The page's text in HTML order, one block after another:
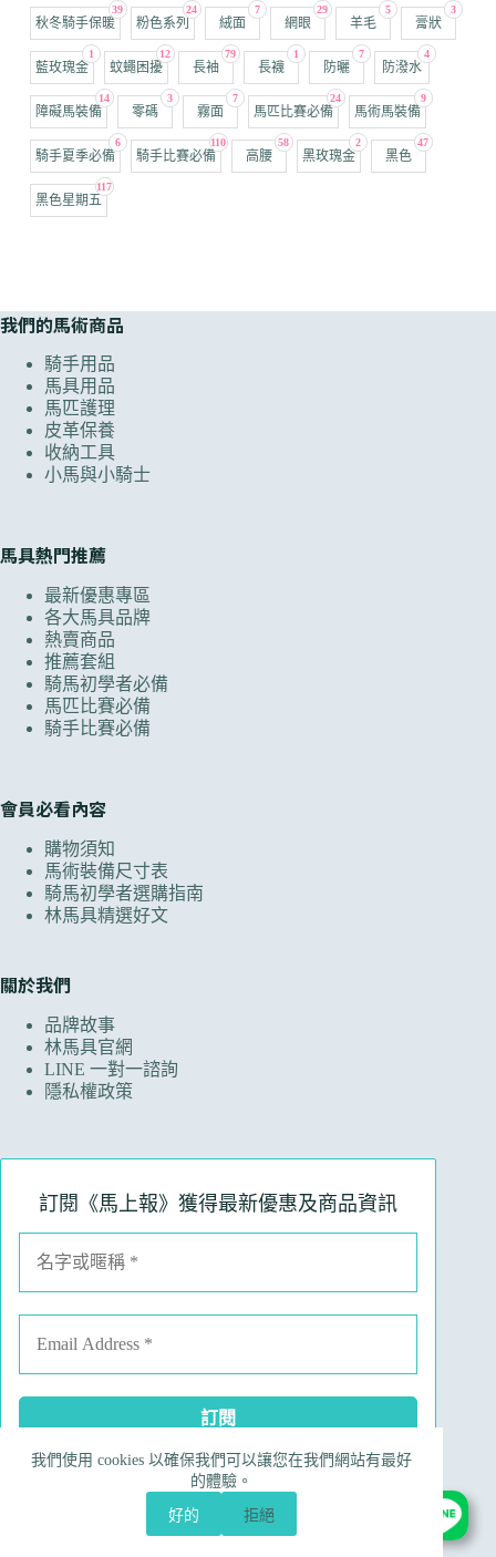
我們使用 cookies 以確保我們可以讓您在我們網站有最好
的體驗。
好的 拒絕
39
秋冬騎手保暖
24
粉色系列
7
絨面
29
網眼
5
羊毛
3
膏狀
1
藍玫瑰金
12
蚊蠅困擾
79
長袖
1
長襪
7
防曬
4
防潑水
14
障礙馬裝備
3
零碼
7
霧面
24
馬匹比賽必備
9
馬術馬裝備
6
騎手夏季必備
110
騎手比賽必備
58
高腰
2
黑玫瑰金
47
黑色
117
黑色星期五
我們的馬術商品
騎手用品
馬具用品
馬匹護理
皮革保養
收納工具
小馬與小騎士
馬具熱門推薦
最新優惠專區
各大馬具品牌
熱賣商品
推薦套組
騎馬初學者必備
馬匹比賽必備
騎手比賽必備
會員必看內容
購物須知
馬術裝備尺寸表
騎馬初學者選購指南
林馬具精選好文
關於我們
品牌故事
林馬具官網
LINE 一對一諮詢
隱私權政策
訂閱《馬上報》獲得最新優惠及商品資訊
Facebook Instagram Line
電子郵件
電話號碼
Copyright © 2026 Ruinart 林馬具｜昀翼國際行銷有限公